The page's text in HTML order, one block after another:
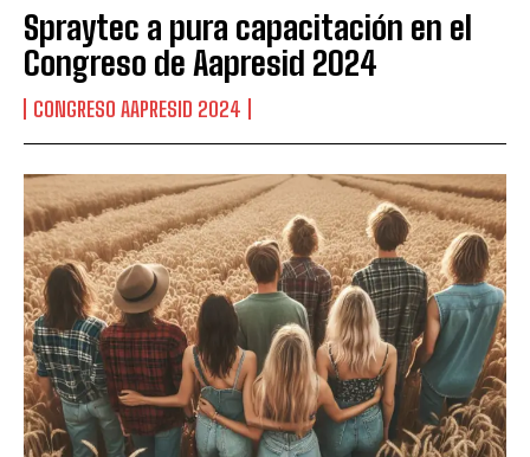
Spraytec a pura capacitación en el
Congreso de Aapresid 2024
CONGRESO AAPRESID 2024